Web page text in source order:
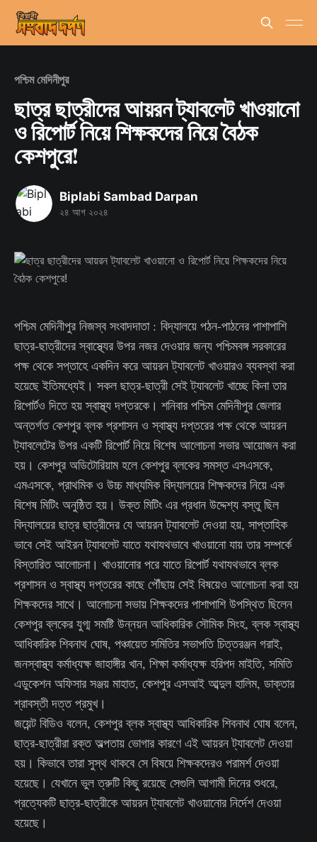
পশ্চিম মেদিনীপুর
ছাত্র ছাত্রীদের আয়রন ট্যাবলেট খাওয়ানো
ও রিপোর্ট নিয়ে শিক্ষকদের নিয়ে বৈঠক
কেশপুরে!
Biplabi Sambad Darpan
২৪ আগ ২০২৪
পশ্চিম মেদিনীপুর নিজস্ব সংবাদদাতা : বিদ্যালয়ে পঠন-পাঠনের পাশাপাশি
ছাত্র-ছাত্রীদের স্বাস্থ্যের উপর নজর দেওয়ার জন্য পশ্চিমবঙ্গ সরকারের
পক্ষ থেকে সপ্তাহে একদিন করে আয়রন ট্যাবলেট খাওয়ারও ব্যবস্থা করা
হয়েছে ইতিমধ্যেই। সকল ছাত্র-ছাত্রী সেই ট্যাবলেট খাচ্ছে কিনা তার
রিপোর্টও দিতে হয় স্বাস্থ্য দপ্তরকে। শনিবার পশ্চিম মেদিনীপুর জেলার
অন্তর্গত কেশপুর ব্লক প্রশাসন ও স্বাস্থ্য দপ্তরের পক্ষ থেকে আয়রন
ট্যাবলেটের উপর একটি রিপোর্ট নিয়ে বিশেষ আলোচনা সভার আয়োজন করা
হয়। কেশপুর অডিটোরিয়াম হলে কেশপুর ব্লকের সমস্ত এসএসকে,
এমএসকে, প্রাথমিক ও উচ্চ মাধ্যমিক বিদ্যালয়ের শিক্ষকদের নিয়ে এক
বিশেষ মিটিং অনুষ্ঠিত হয়। উক্ত মিটিং এর প্রধান উদ্দেশ্য বস্তু ছিল
বিদ্যালয়ের ছাত্র ছাত্রীদের যে আয়রন ট্যাবলেট দেওয়া হয়, সাপ্তাহিক
ভাবে সেই আইরন ট্যাবলেট যাতে যথাযথভাবে খাওয়ানো যায় তার সম্পর্কে
বিস্তারিত আলোচনা। খাওয়ানোর পরে যাতে রিপোর্ট যথাযথভাবে ব্লক
প্রশাসন ও স্বাস্থ্য দপ্তরের কাছে পৌঁছায় সেই বিষয়েও আলোচনা করা হয়
শিক্ষকদের সাথে। আলোচনা সভায় শিক্ষকদের পাশাপাশি উপস্থিত ছিলেন
কেশপুর ব্লকের যুগ্ম সমষ্টি উন্নয়ন আধিকারিক সৌমিক সিংহ, ব্লক স্বাস্থ্য
আধিকারিক শিবনাথ ঘোষ, পঞ্চায়েত সমিতির সভাপতি চিত্তরঞ্জন গরাই,
জনস্বাস্থ্য কর্মাধ্যক্ষ জাহাঙ্গীর খান, শিক্ষা কর্মাধ্যক্ষ হরিপদ মাইতি, সমিতি
এডুকেশন অফিসার সঞ্জয় মাহাত, কেশপুর এসআই আব্দুল হালিম, ডাক্তার
শ্রাবস্তী দত্ত প্রমুখ।
জয়েন্ট বিডিও বলেন, কেশপুর ব্লক স্বাস্থ্য আধিকারিক শিবনাথ ঘোষ বলেন,
ছাত্র-ছাত্রীরা রক্ত অল্পতায় ভোগার কারণে এই আয়রন ট্যাবলেট দেওয়া
হয়। কিভাবে তারা সুস্থ থাকবে সে বিষয়ে শিক্ষকদেরও পরামর্শ দেওয়া
হয়েছে। যেখানে ভুল ত্রুটি কিছু রয়েছে সেগুলি আগামী দিনের শুধরে,
প্রত্যেকটি ছাত্র-ছাত্রীকে আয়রন ট্যাবলেট খাওয়ানোর নির্দেশ দেওয়া
হয়েছে।